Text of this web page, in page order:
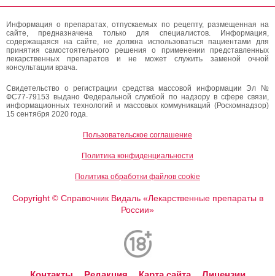
Информация о препаратах, отпускаемых по рецепту, размещенная на
сайте, предназначена только для специалистов. Информация,
содержащаяся на сайте, не должна использоваться пациентами для
принятия самостоятельного решения о применении представленных
лекарственных препаратов и не может служить заменой очной
консультации врача.
Свидетельство о регистрации средства массовой информации Эл №
ФС77-79153 выдано Федеральной службой по надзору в сфере связи,
информационных технологий и массовых коммуникаций (Роскомнадзор)
15 сентября 2020 года.
Пользовательское соглашение
Политика конфиденциальности
Политика обработки файлов cookie
Copyright ©Справочник Видаль «Лекарственные препараты в
России»